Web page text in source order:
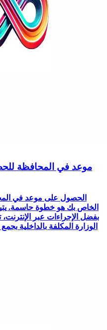
موعد في المحافظة
الحصول على موعد في
الخاص بك هو خطوة حاسمة.
بفضل الإجراءات عبر
الوزارة المكلفة بالداخلية